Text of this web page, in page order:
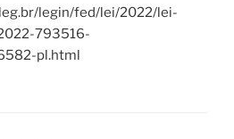
legin/fed/lei/2022/lei-
793516-
pl.html